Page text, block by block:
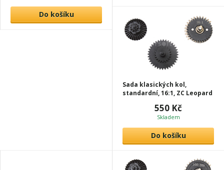
Do košíku
Sada klasických kol,
standardní, 16:1, ZC Leopard
550 Kč
Skladem
Do košíku